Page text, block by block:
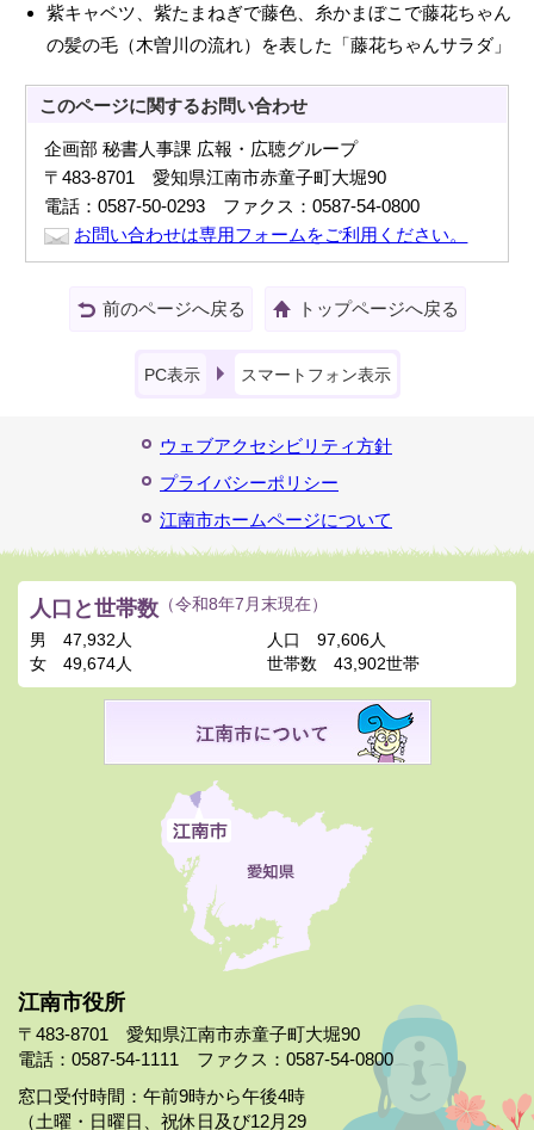
紫キャベツ、紫たまねぎで藤色、糸かまぼこで藤花ちゃん
の髪の毛（木曽川の流れ）を表した「藤花ちゃんサラダ」
このページに関するお問い合わせ
企画部 秘書人事課 広報・広聴グループ
〒483-8701 愛知県江南市赤童子町大堀90
電話：0587-50-0293 ファクス：0587-54-0800
お問い合わせは専用フォームをご利用ください。
前のページへ戻る トップページへ戻る
PC表示 スマートフォン表示
ウェブアクセシビリティ方針
プライバシーポリシー
江南市ホームページについて
江南市役所
〒483-8701 愛知県江南市赤童子町大堀90
電話：0587-54-1111 ファクス：0587-54-0800
窓口受付時間：午前9時から午後4時
（土曜・日曜日、祝休日及び12月29
人口と世帯数 （令和8年7月末現在）
男
47,932人
女
49,674人
人口
97,606人
世帯数
43,902世帯